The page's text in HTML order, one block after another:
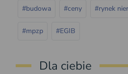
#budowa #ceny #rynek
#mpzp #EGIB
Dla ciebie